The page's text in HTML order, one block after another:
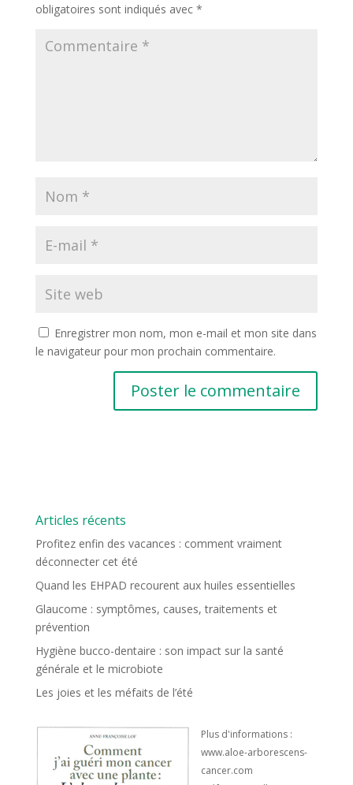
obligatoires sont indiqués avec *
Enregistrer mon nom, mon e-mail et mon site dans
le navigateur pour mon prochain commentaire.
Articles récents
Profitez enfin des vacances : comment vraiment
déconnecter cet été
Quand les EHPAD recourent aux huiles essentielles
Glaucome : symptômes, causes, traitements et
prévention
Hygiène bucco-dentaire : son impact sur la santé
générale et le microbiote
Les joies et les méfaits de l’été
Plus d'informations :
www.aloe-arborescens-
cancer.com